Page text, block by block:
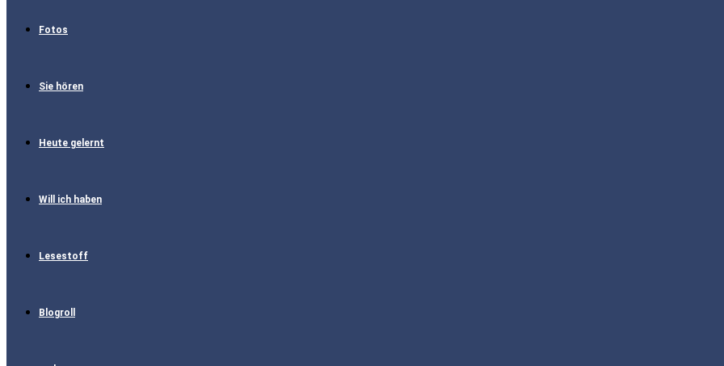
Fotos
Sie hören
Heute gelernt
Will ich haben
Lesestoff
Blogroll